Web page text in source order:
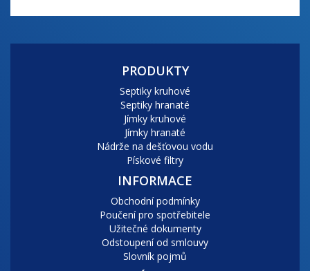
PRODUKTY
Septiky kruhové
Septiky hranaté
Jímky kruhové
Jímky hranaté
Nádrže na dešťovou vodu
Pískové filtry
INFORMACE
Obchodní podmínky
Poučení pro spotřebitele
Užitečné dokumenty
Odstoupení od smlouvy
Slovník pojmů